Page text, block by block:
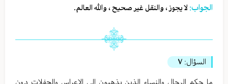
الجواب: لا يجوز ، والنقل غير صحيح ، والله العالم.
السؤال: ٧
ما حكم الرجال والنساء الذين يذهبون إلى الاعراس والحفلات دون